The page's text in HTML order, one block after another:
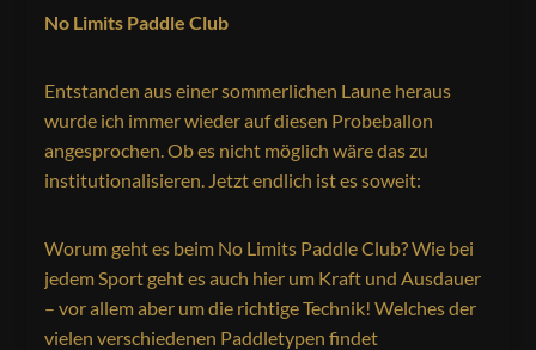
No Limits Paddle Club
Entstanden aus einer sommerlichen Laune heraus
wurde ich immer wieder auf diesen Probeballon
angesprochen. Ob es nicht möglich wäre das zu
institutionalisieren. Jetzt endlich ist es soweit:
Worum geht es beim No Limits Paddle Club? Wie bei
jedem Sport geht es auch hier um Kraft und Ausdauer
– vor allem aber um die richtige Technik! Welches der
vielen verschiedenen Paddletypen findet